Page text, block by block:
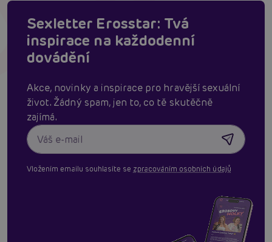
Sexletter Erosstar: Tvá
inspirace na každodenní
dovádění
Akce, novinky a inspirace pro hravější sexuální
život. Žádný spam, jen to, co tě skutěčně
zajímá.
Vložením emailu souhlasíte se zpracováním osobních údajů